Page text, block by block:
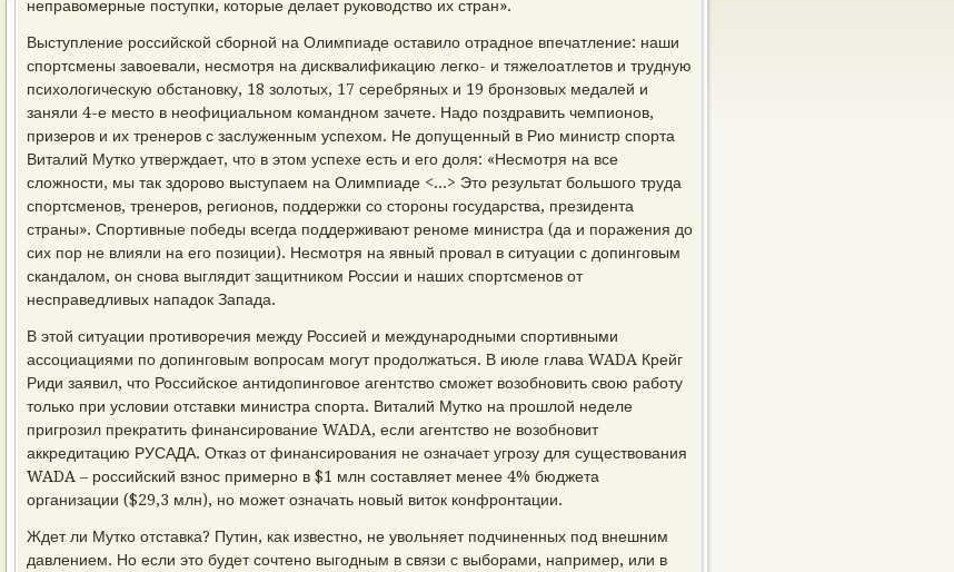
неправомерные поступки, которые делает руководство их стран».
Выступление российской сборной на Олимпиаде оставило отрадное впечатление: наши
спортсмены завоевали, несмотря на дисквалификацию легко- и тяжелоатлетов и трудную
психологическую обстановку, 18 золотых, 17 серебряных и 19 бронзовых медалей и
заняли 4-е место в неофициальном командном зачете. Надо поздравить чемпионов,
призеров и их тренеров с заслуженным успехом. Не допущенный в Рио министр спорта
Виталий Мутко утверждает, что в этом успехе есть и его доля: «Несмотря на все
сложности, мы так здорово выступаем на Олимпиаде <...> Это результат большого труда
спортсменов, тренеров, регионов, поддержки со стороны государства, президента
страны». Спортивные победы всегда поддерживают реноме министра (да и поражения до
сих пор не влияли на его позиции). Несмотря на явный провал в ситуации с допинговым
скандалом, он снова выглядит защитником России и наших спортсменов от
несправедливых нападок Запада.
В этой ситуации противоречия между Россией и международными спортивными
ассоциациями по допинговым вопросам могут продолжаться. В июле глава WADA Крейг
Риди заявил, что Российское антидопинговое агентство сможет возобновить свою работу
только при условии отставки министра спорта. Виталий Мутко на прошлой неделе
пригрозил прекратить финансирование WADA, если агентство не возобновит
аккредитацию РУСАДА. Отказ от финансирования не означает угрозу для существования
WADA – российский взнос примерно в $1 млн составляет менее 4% бюджета
организации ($29,3 млн), но может означать новый виток конфронтации.
Ждет ли Мутко отставка? Путин, как известно, не увольняет подчиненных под внешним
давлением. Но если это будет сочтено выгодным в связи с выборами, например, или в